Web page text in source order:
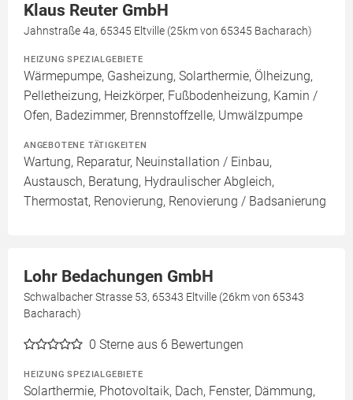
Klaus Reuter GmbH
Jahnstraße 4a, 65345 Eltville (25km von 65345 Bacharach)
HEIZUNG SPEZIALGEBIETE
Wärmepumpe, Gasheizung, Solarthermie, Ölheizung,
Pelletheizung, Heizkörper, Fußbodenheizung, Kamin /
Ofen, Badezimmer, Brennstoffzelle, Umwälzpumpe
ANGEBOTENE TÄTIGKEITEN
Wartung, Reparatur, Neuinstallation / Einbau,
Austausch, Beratung, Hydraulischer Abgleich,
Thermostat, Renovierung, Renovierung / Badsanierung
Lohr Bedachungen GmbH
Schwalbacher Strasse 53, 65343 Eltville (26km von 65343
Bacharach)
0 Sterne aus 6 Bewertungen
HEIZUNG SPEZIALGEBIETE
Solarthermie, Photovoltaik, Dach, Fenster, Dämmung,